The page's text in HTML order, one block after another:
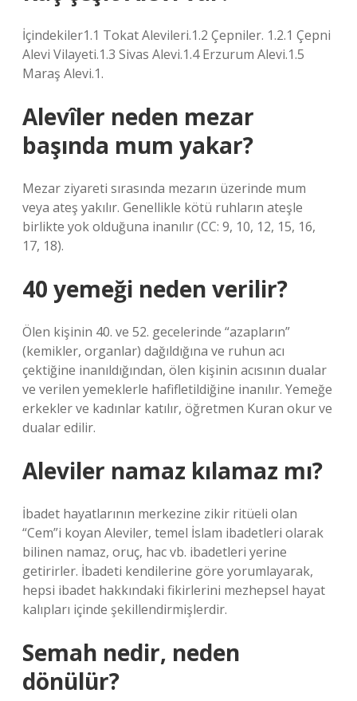
İçindekiler1.1 Tokat Alevileri.1.2 Çepniler. 1.2.1 Çepni
Alevi Vilayeti.1.3 Sivas Alevi.1.4 Erzurum Alevi.1.5
Maraş Alevi.1.
Alevîler neden mezar
başında mum yakar?
Mezar ziyareti sırasında mezarın üzerinde mum
veya ateş yakılır. Genellikle kötü ruhların ateşle
birlikte yok olduğuna inanılır (CC: 9, 10, 12, 15, 16,
17, 18).
40 yemeği neden verilir?
Ölen kişinin 40. ve 52. gecelerinde “azapların”
(kemikler, organlar) dağıldığına ve ruhun acı
çektiğine inanıldığından, ölen kişinin acısının dualar
ve verilen yemeklerle hafifletildiğine inanılır. Yemeğe
erkekler ve kadınlar katılır, öğretmen Kuran okur ve
dualar edilir.
Aleviler namaz kılamaz mı?
İbadet hayatlarının merkezine zikir ritüeli olan
“Cem”i koyan Aleviler, temel İslam ibadetleri olarak
bilinen namaz, oruç, hac vb. ibadetleri yerine
getirirler. İbadeti kendilerine göre yorumlayarak,
hepsi ibadet hakkındaki fikirlerini mezhepsel hayat
kalıpları içinde şekillendirmişlerdir.
Semah nedir, neden
dönülür?